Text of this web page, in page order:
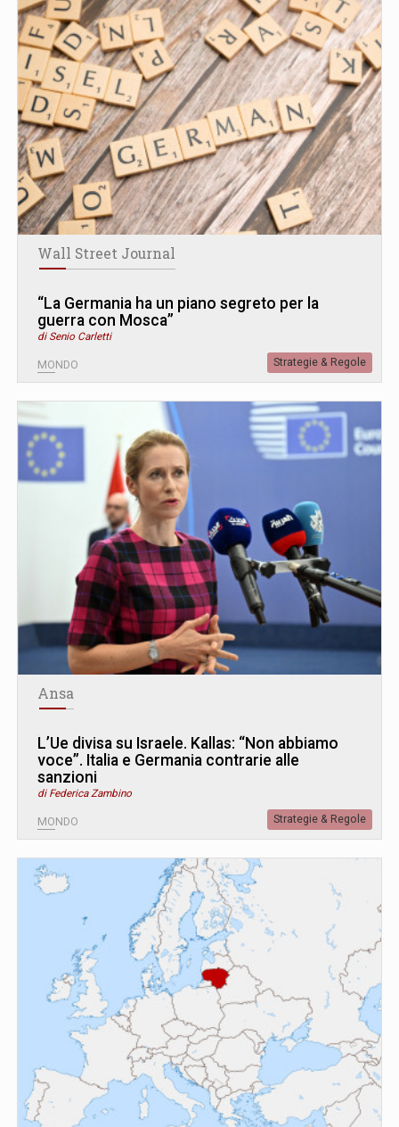
Wall Street Journal
“La Germania ha un piano segreto per la
guerra con Mosca”
di Senio Carletti
MONDO Strategie & Regole
Ansa
L’Ue divisa su Israele. Kallas: “Non abbiamo
voce”. Italia e Germania contrarie alle
sanzioni
di Federica Zambino
MONDO Strategie & Regole